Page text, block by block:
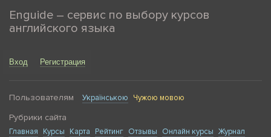
Enguide – сервис по выбору курсов
английского языка
Вход Регистрация
Пользователям Українською Чужою мовою
Рубрики сайта
Главная Курсы Карта Рейтинг Отзывы Онлайн курсы Журнал